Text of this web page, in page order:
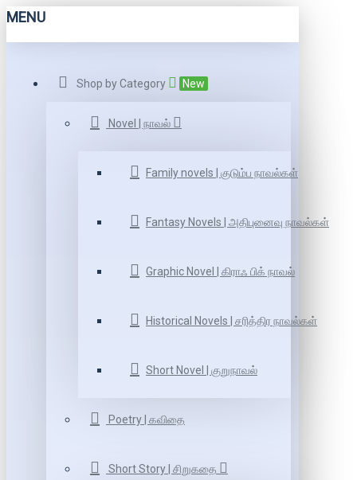
MENU
Shop by Category New
Novel | நாவல்
Family novels | குடும்ப நாவல்கள்
Fantasy Novels | அதிபுனைவு நாவல்கள்
Graphic Novel | கிராஃ பிக் நாவல்
Historical Novels | சரித்திர நாவல்கள்
Short Novel | குறுநாவல்
Poetry | கவிதை
Short Story | சிறுகதை